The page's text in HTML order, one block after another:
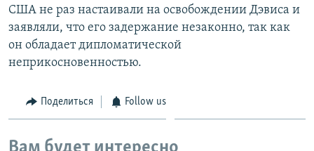
США не раз настаивали на освобождении Дэвиса и
заявляли, что его задержание незаконно, так как
он обладает дипломатической
неприкосновенностью.
Поделиться Follow us